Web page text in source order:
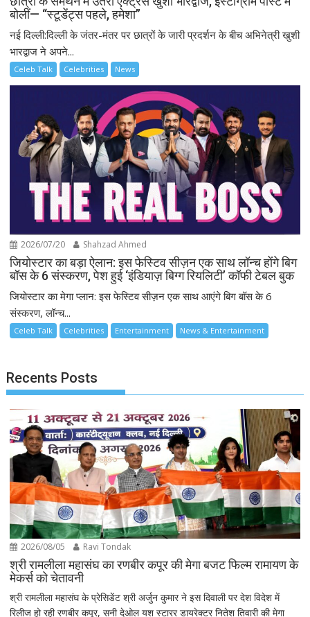
बोलीं— “स्टूडेंट्स पहले, हमेशा”
नई दिल्ली:दिल्ली के जंतर-मंतर पर छात्रों के जारी प्रदर्शन के बीच अभिनेत्री खुशी
भारद्वाज ने अपने...
Celeb Talk Celebrities News
2026/07/20 Shahzad Ahmed
जियोस्टार का बड़ा ऐलान: इस फेस्टिव सीज़न एक साथ लॉन्च होंगे बिग
बॉस के 6 संस्करण, पेश हुई ‘इंडियाज़ बिग्ग रियलिटी’ कॉफी टेबल बुक
जियोस्टार का मेगा प्लान: इस फेस्टिव सीज़न एक साथ आएंगे बिग बॉस के 6
संस्करण, लॉन्च...
Celeb Talk Celebrities Entertainment News & Entertainment
Recents Posts
2026/08/05 Ravi Tondak
श्री रामलीला महासंघ का रणबीर कपूर की मेगा बजट फिल्म रामायण के
मेकर्स को चेतावनी
श्री रामलीला महासंघ के प्रेसिडेंट श्री अर्जुन कुमार ने इस दिवाली पर देश विदेश में
रिलीज हो रही रणबीर कपूर, सनी देओल यश स्टारर डायरेक्टर नितेश तिवारी की मेगा